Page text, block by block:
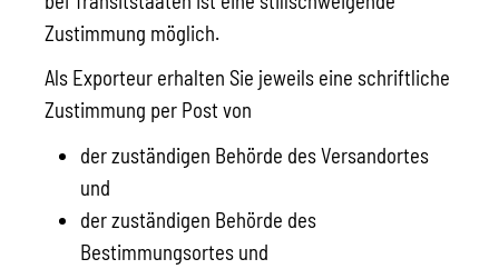
Zustimmung möglich.
Als Exporteur erhalten Sie jeweils eine schriftliche
Zustimmung per Post von
der zuständigen Behörde des Versandortes
und
der zuständigen Behörde des
Bestimmungsortes und